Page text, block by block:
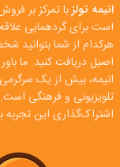
انیمه تولزبا تمرکز بر
است برای گردهمایی
هرکدام از شما بتوانید
اصیل دریافت کنید. ما
انیمه، بیش از یک
تلویزیونی و فرهنگی
اشتراک‌گذاری این